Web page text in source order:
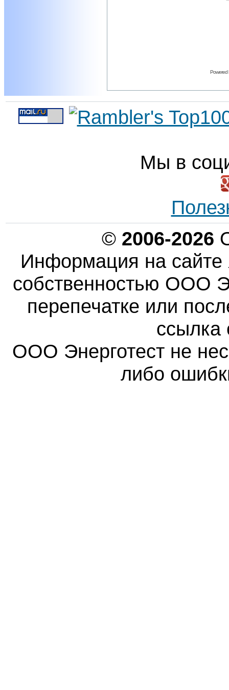
Powered
Мы в
© 2006-2026
Информация на сайте
собственностью ООО
перепечатке или
ссылка
ООО Энерготест не
либо